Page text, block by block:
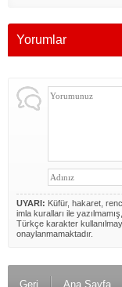
Yorumlar
UYARI: Küfür, hakaret,
imla kuralları ile yazılmamış,
Türkçe karakter
onaylanmamaktadır.
Geri Ana Sayfa